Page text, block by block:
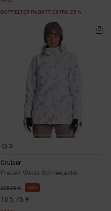
DOPPELTER RABATT EXTRA 25 %
3
Cruiser
Frauen Weiss Schneejacke
235,00 € 55%
105,75 €